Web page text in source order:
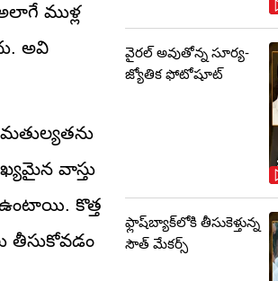
ముళ్ల
అవి
వాస్తు
ఉంటాయి. కొత్త
తీసుకోవడం
వైరల్ అవుతోన్న సూర్య-
జ్యోతిక ఫోటోషూట్
ఫ్లాష్‌బ్యాక్‌లోకి తీసుకెళ్తున్న
సౌత్‌ మేకర్స్‌